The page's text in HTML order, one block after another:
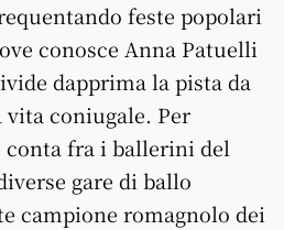
feste popolari
conosce Anna Patuelli
dapprima la pista da
coniugale. Per
conta fra i ballerini del
gare di ballo
campione romagnolo dei